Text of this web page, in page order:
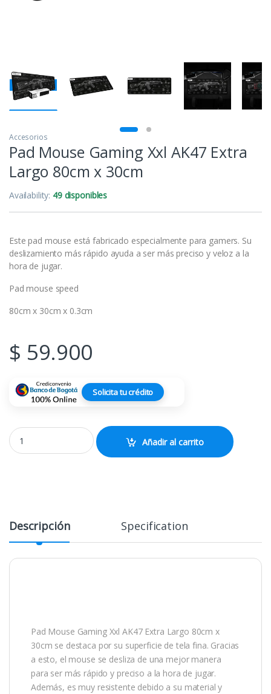
Accesorios
Pad Mouse Gaming Xxl AK47 Extra
Largo 80cm x 30cm
Availability: 49 disponibles
Este pad mouse está fabricado especialmente para gamers. Su
deslizamiento más rápido ayuda a ser más preciso y veloz a la
hora de jugar.
Pad mouse speed
80cm x 30cm x 0.3cm
$ 59.900
Solicita tu crédito
Pad Mouse Gaming Xxl AK47 Extra Largo 80cm x 30cm quantity
Añadir al carrito
Descripción Specification
Pad Mouse Gaming Xxl AK47 Extra Largo 80cm x
30cm se destaca por su superficie de tela fina. Gracias
a esto, el mouse se desliza de una mejor manera
para ser más rápido y preciso a la hora de jugar.
Además, es muy resistente debido a su material y